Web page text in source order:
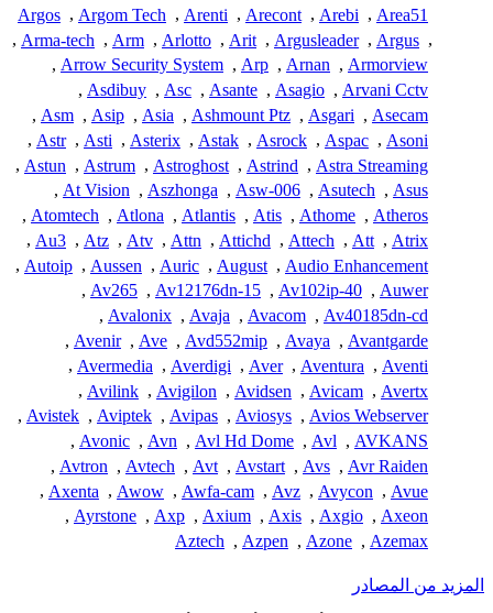
Area51
,
Arebi
,
Arecont
,
Arenti
,
Argom Tech
,
Argos
,
Argus
,
Argusleader
,
Arit
,
Arlotto
,
Arm
,
Arma-tech
,
Armorview
,
Arnan
,
Arp
,
Arrow Security System
,
Arvani Cctv
,
Asagio
,
Asante
,
Asc
,
Asdibuy
,
Asecam
,
Asgari
,
Ashmount Ptz
,
Asia
,
Asip
,
Asm
,
Asoni
,
Aspac
,
Asrock
,
Astak
,
Asterix
,
Asti
,
Astr
,
Astra Streaming
,
Astrind
,
Astroghost
,
Astrum
,
Astun
,
Asus
,
Asutech
,
Asw-006
,
Aszhonga
,
At Vision
,
Atheros
,
Athome
,
Atis
,
Atlantis
,
Atlona
,
Atomtech
,
Atrix
,
Att
,
Attech
,
Attichd
,
Attn
,
Atv
,
Atz
,
Au3
,
Audio Enhancement
,
August
,
Auric
,
Aussen
,
Autoip
,
Auwer
,
Av102ip-40
,
Av12176dn-15
,
Av265
,
Av40185dn-cd
,
Avacom
,
Avaja
,
Avalonix
,
Avantgarde
,
Avaya
,
Avd552mip
,
Ave
,
Avenir
,
Aventi
,
Aventura
,
Aver
,
Averdigi
,
Avermedia
,
Avertx
,
Avicam
,
Avidsen
,
Avigilon
,
Avilink
,
Avios Webserver
,
Aviosys
,
Avipas
,
Aviptek
,
Avistek
,
AVKANS
,
Avl
,
Avl Hd Dome
,
Avn
,
Avonic
,
Avr Raiden
,
Avs
,
Avstart
,
Avt
,
Avtech
,
Avtron
,
Avue
,
Avycon
,
Avz
,
Awfa-cam
,
Awow
,
Axenta
,
Axeon
,
Axgio
,
Axis
,
Axium
,
Axp
,
Ayrstone
,
Azemax
,
Azone
,
Azpen
,
Aztech
المزيد من المصادر